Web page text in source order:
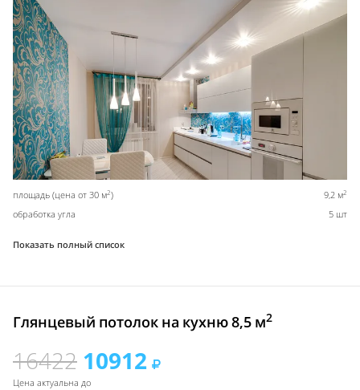
площадь (цена от 30 м2) 9,2 м2
обработка угла 5 шт
Показать полный список
Глянцевый потолок на кухню 8,5 м2
16422 10912
Цена актуальна до